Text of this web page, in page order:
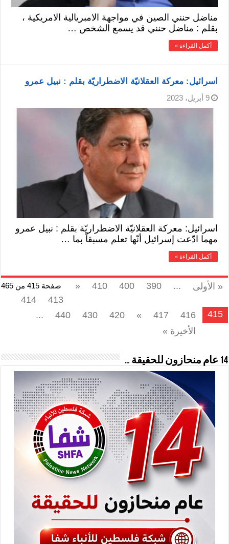
مناضل حنني الصين في مواجهة الامبريالية الامريكية ،
بقلم : مناضل حنني قد يسمع الشخص …
أكمل القراءة »
اسرائيل: معركة العقلانيّة الاضطراريّة بقلم : نبيل عمرو
9 أبريل، 2023
اسرائيل: معركة العقلانيّة الاضطراريّة بقلم : نبيل عمرو
مهما ادّعت إسرائيل أنّها تعلم مسبقاً بما …
أكمل القراءة »
صفحة 415 من 465 « الأولى ...
390
400
410
«
413
414
415
416
417
»
420
430
440
...
الأخيرة »
14 عام منحازون للحقيقة …